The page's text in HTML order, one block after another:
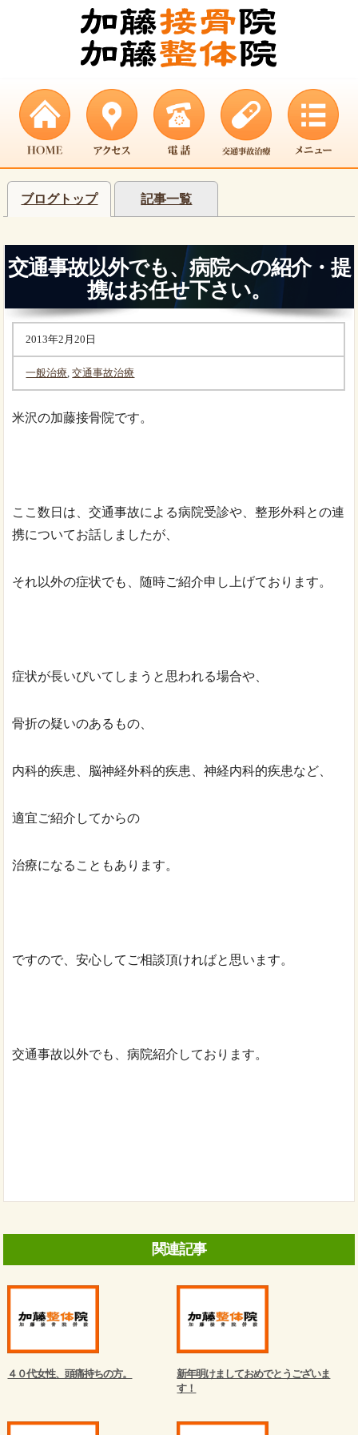
ブログトップ 記事一覧
交通事故以外でも、病院への紹介・提
携はお任せ下さい。
2013年2月20日
一般治療,交通事故治療
米沢の加藤接骨院です。
ここ数日は、交通事故による病院受診や、整形外科との連
携についてお話しましたが、
それ以外の症状でも、随時ご紹介申し上げております。
症状が長いびいてしまうと思われる場合や、
骨折の疑いのあるもの、
内科的疾患、脳神経外科的疾患、神経内科的疾患など、
適宜ご紹介してからの
治療になることもあります。
ですので、安心してご相談頂ければと思います。
交通事故以外でも、病院紹介しております。
関連記事
４０代女性、頭痛持ちの方。
新年明けましておめでとうございま
す！